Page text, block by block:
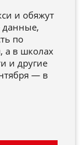
и обяжут
данные,
по
а в школах
и другие
— в